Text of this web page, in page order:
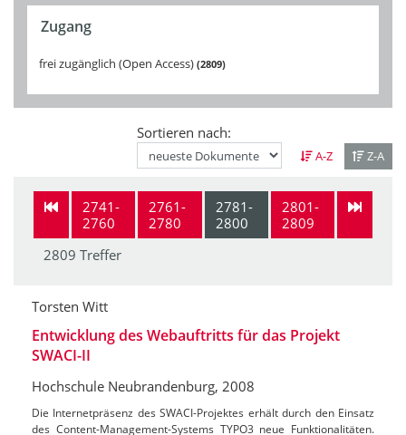
Zugang
frei zugänglich (Open Access) 2809
Sortieren nach:
A-Z Z-A
2741-
2760
2761-
2780
2781-
2800
2801-
2809
2809 Treffer
Torsten Witt
Entwicklung des Webauftritts für das Projekt
SWACI-II
Hochschule Neubrandenburg, 2008
Die Internetpräsenz des SWACI-Projektes erhält durch den Einsatz
des Content-Management-Systems TYPO3 neue Funktionalitäten.